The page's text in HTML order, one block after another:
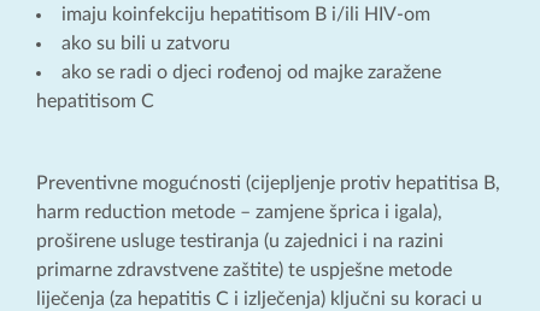
imaju koinfekciju hepatitisom B i/ili HIV-om
ako su bili u zatvoru
ako se radi o djeci rođenoj od majke zaražene
hepatitisom C
Preventivne mogućnosti (cijepljenje protiv hepatitisa B,
harm reduction metode – zamjene šprica i igala),
proširene usluge testiranja (u zajednici i na razini
primarne zdravstvene zaštite) te uspješne metode
liječenja (za hepatitis C i izlječenja) ključni su koraci u